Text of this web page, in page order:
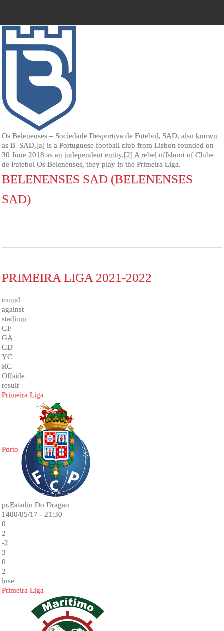
Os Belenenses – Sociedade Desportiva de Futebol, SAD, also known
as B–SAD,[a] is a Portuguese football club from Lisbon founded on
30 June 2018 as an independent entity.[2] A rebel offshoot of Clube
de Futebol Os Belenenses, they play in the Primeira Liga.
BELENENSES SAD (BELENENSES
SAD)
PRIMEIRA LIGA 2021-2022
round
against
stadium
GF
GA
GD
YC
RC
Offside
result
Primeira Liga
Porto
pr.Estadio Do Dragao
1400/05/17 - 21:30
0
2
-2
3
0
2
lose
Primeira Liga